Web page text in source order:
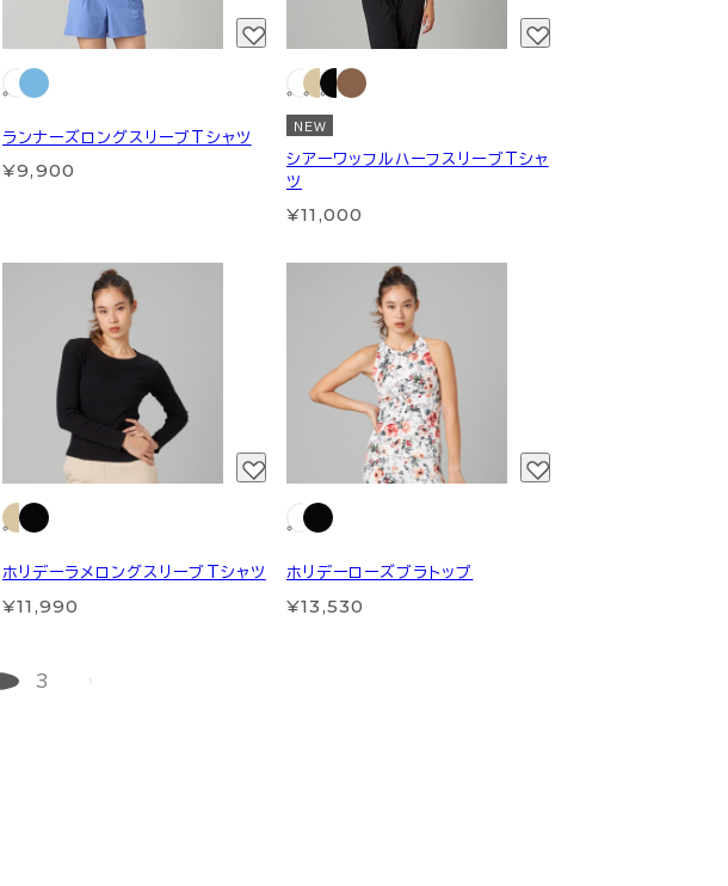
ランナーズロングスリーブTシャツ
¥9,900
NEW
シアーワッフルハーフスリーブTシャ
ツ
¥11,000
ホリデーラメロングスリーブTシャツ
¥11,990
ホリデーローズブラトップ
¥13,530
3